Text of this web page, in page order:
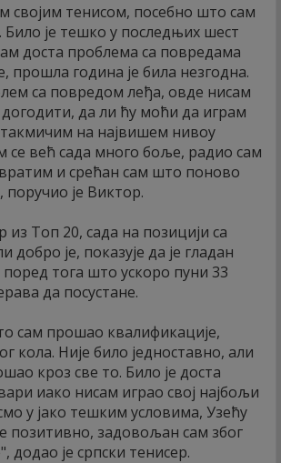
својим тенисом, посебно што сам
Било је тешко у последњих шест
доста проблема са повредама
прошла година је била незгодна.
са повредом леђа, овде нисам
да ли ћу моћи да играм
такмичим на највишем нивоу
се већ сада много боље, радио сам
и срећан сам што поново
поручио је Виктор.
из Топ 20, сада на позицији са
добро је, показује да је гладан
тога што ускоро пуни 33
да посустане.
сам прошао квалификације,
кола. Није било једноставно, али
кроз све то. Било је доста
иако нисам играо свој најбољи
у јако тешким условима, Узећу
позитивно, задовољан сам због
додао је српски тенисер.